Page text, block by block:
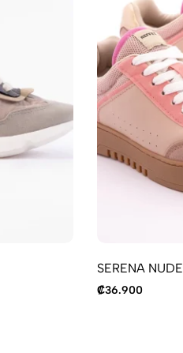
SERENA NUDE
₡36.900